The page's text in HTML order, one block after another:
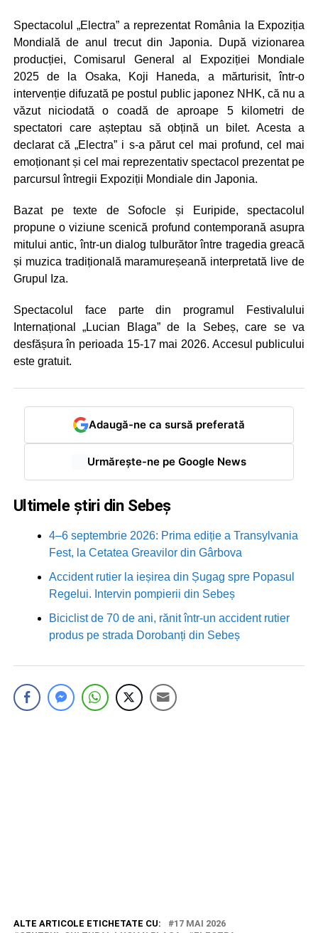
Spectacolul „Electra” a reprezentat România la Expoziția
Mondială de anul trecut din Japonia. După vizionarea
producției, Comisarul General al Expoziției Mondiale
2025 de la Osaka, Koji Haneda, a mărturisit, într-o
intervenție difuzată pe postul public japonez NHK, că nu a
văzut niciodată o coadă de aproape 5 kilometri de
spectatori care așteptau să obțină un bilet. Acesta a
declarat că „Electra” i s-a părut cel mai profund, cel mai
emoționant și cel mai reprezentativ spectacol prezentat pe
parcursul întregii Expoziții Mondiale din Japonia.
Bazat pe texte de Sofocle și Euripide, spectacolul
propune o viziune scenică profund contemporană asupra
mitului antic, într-un dialog tulburător între tragedia greacă
și muzica tradițională maramureșeană interpretată live de
Grupul Iza.
Spectacolul face parte din programul Festivalului
Internațional „Lucian Blaga” de la Sebeș, care se va
desfășura în perioada 15-17 mai 2026. Accesul publicului
este gratuit.
Adaugă-ne ca sursă preferată
Urmărește-ne pe Google News
Ultimele știri din Sebeș
4–6 septembrie 2026: Prima ediție a Transylvania
Fest, la Cetatea Greavilor din Gârbova
Accident rutier la ieșirea din Șugag spre Popasul
Regelui. Intervin pompierii din Sebeș
Biciclist de 70 de ani, rănit într-un accident rutier
produs pe strada Dorobanți din Sebeș
ALTE ARTICOLE ETICHETATE CU:
17 MAI 2026